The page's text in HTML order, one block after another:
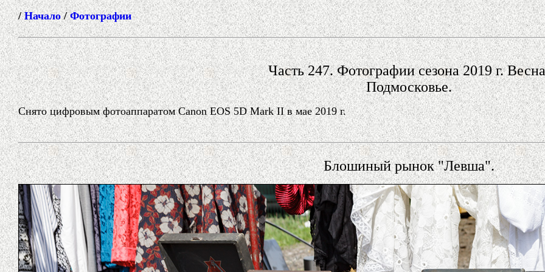
/Начало/Фотографии
Часть 247. Фотографии сезона 2019 г.
Подмосковье.
Снято цифровым фотоаппаратом Canon EOS 5D Mark II в мае 2019 г.
Блошиный рынок "Левша".